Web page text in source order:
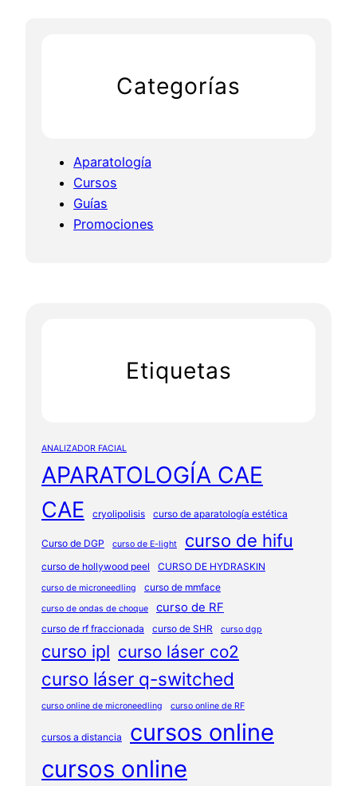
Categorías
Aparatología
Cursos
Guías
Promociones
Etiquetas
ANALIZADOR FACIAL
APARATOLOGÍA CAE
CAE cryolipolisis curso de aparatología estética
Curso de DGP curso de E-light curso de hifu
curso de hollywood peel CURSO DE HYDRASKIN
curso de microneedling curso de mmface
curso de ondas de choque curso de RF
curso de rf fraccionada curso de SHR curso dgp
curso ipl curso láser co2
curso láser q-switched
curso online de microneedling curso online de RF
cursos a distancia
cursos online
cursos online